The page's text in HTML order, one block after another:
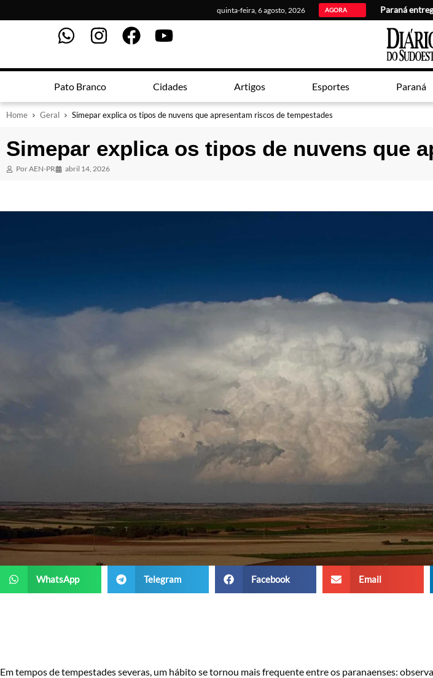
quinta-feira, 6 agosto, 2026 AGORA Paraná
Pato Branco Cidades Artigos Esportes Paraná
Home Geral Simepar explica os tipos de nuvens que apresentam riscos de tempestades
Simepar explica os tipos de nuvens que
PorAEN-PR abril 14, 2026
WhatsApp Telegram Facebook Email
Em tempos de tempestades severas, um hábito se tornou mais frequente entre os paranaenses: